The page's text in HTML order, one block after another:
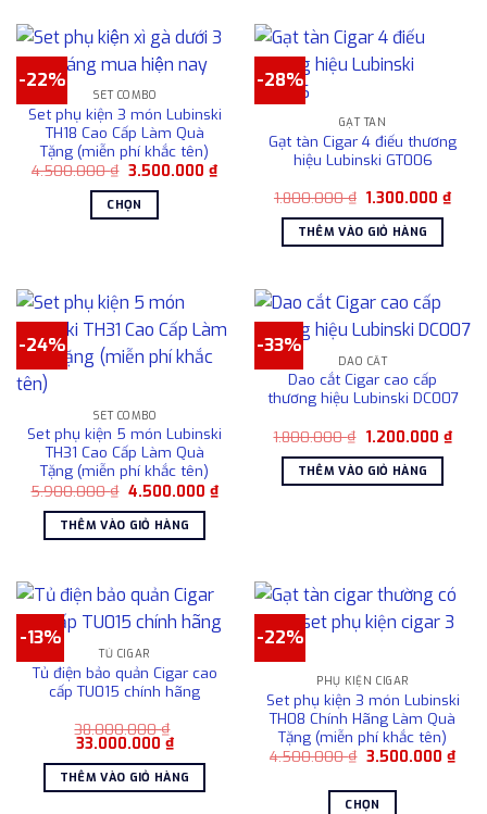
được
chọn
trên
sản
phẩm
này
có
biến
thể.
Các
tùy
chọn
có
trên
trang
sản
-22%
SET COMBO
Set phụ kiện 3 món Lubinski
TH18 Cao Cấp Làm Quà
Tặng (miễn phí khắc tên)
4.500.000₫ Giá
là:
4.500.000 ₫.
3.500.000 ₫Giá
3.500.000 ₫.
CHỌN
có
nhiều
biến
thể.
tùy
chọn
có
thể
chọn
sản
phẩm
-28%
GẠT TÀN
Gạt tàn Cigar 4 điếu thương
hiệu Lubinski GT006
1.800.000₫ Giá
là:
1.800.000 ₫.
1.300.000₫Giá
THÊM VÀO GIỎ HÀNG
-24%
SET COMBO
Set phụ kiện 5 món Lubinski
TH31 Cao Cấp Làm Quà
Tặng (miễn phí khắc tên)
5.900.000₫ Giá
là:
5.900.000 ₫.
4.500.000 ₫Giá
hiện
THÊM VÀO GIỎ HÀNG
-33%
DAO CẮT
Dao cắt Cigar cao cấp
thương hiệu Lubinski DC007
1.800.000₫ Giá
là:
1.800.000 ₫.
1.200.000 ₫Giá
hiện
THÊM VÀO GIỎ HÀNG
-13%
TỦ CIGAR
Tủ điện bảo quản Cigar cao
cấp TU015 chính hãng
38.000.000₫
Giá
là:
38.000.000 ₫.
33.000.000 ₫Giá
hiện
tại
là:
33.000.000 ₫.
THÊM VÀO GIỎ HÀNG
-22%
PHỤ KIỆN CIGAR
Set phụ kiện 3 món Lubinski
TH08 Chính Hãng Làm Quà
Tặng (miễn phí khắc tên)
4.500.000₫ Giá
4.500.000 ₫.
3.500.000 ₫Giá
hiện
CHỌN